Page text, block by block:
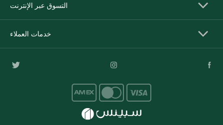
التسوق عبر الإنترنت
خدمات العملاء